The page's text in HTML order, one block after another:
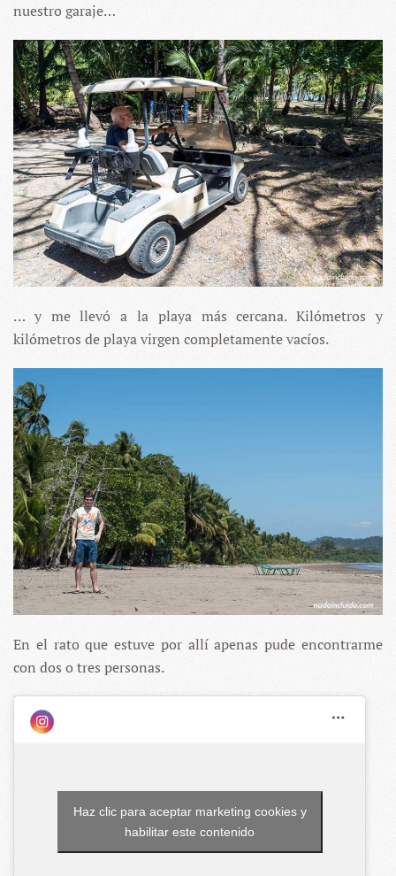
nuestro garaje…
… y me llevó a la playa más cercana. Kilómetros y
kilómetros de playa virgen completamente vacíos.
En el rato que estuve por allí apenas pude encontrarme
con dos o tres personas.
Haz clic para aceptar marketing cookies y
habilitar este contenido